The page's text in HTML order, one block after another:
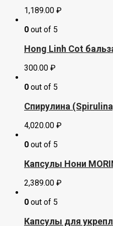
1,189.00 ₽
0 out of 5
Hong Linh Cot
300.00 ₽
0 out of 5
Спирулина
4,020.00 ₽
0 out of 5
Капсулы Нони
2,389.00 ₽
0 out of 5
Капсулы для